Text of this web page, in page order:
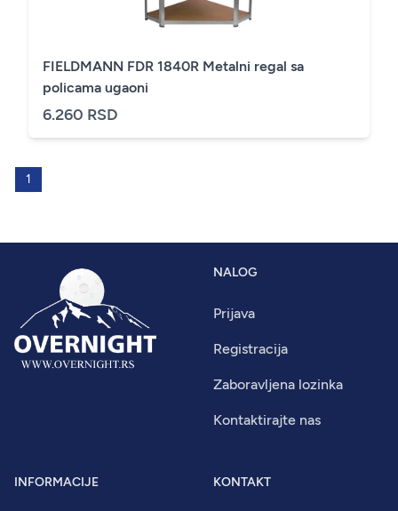
FIELDMANN FDR 1840R Metalni regal sa
policama ugaoni
6.260 RSD
1
NALOG
Prijava
Registracija
Zaboravljena lozinka
Kontaktirajte nas
INFORMACIJE KONTAKT